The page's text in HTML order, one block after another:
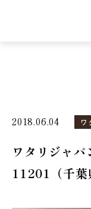
2018.06.04 ワ
ワタリジャ
11201（千葉